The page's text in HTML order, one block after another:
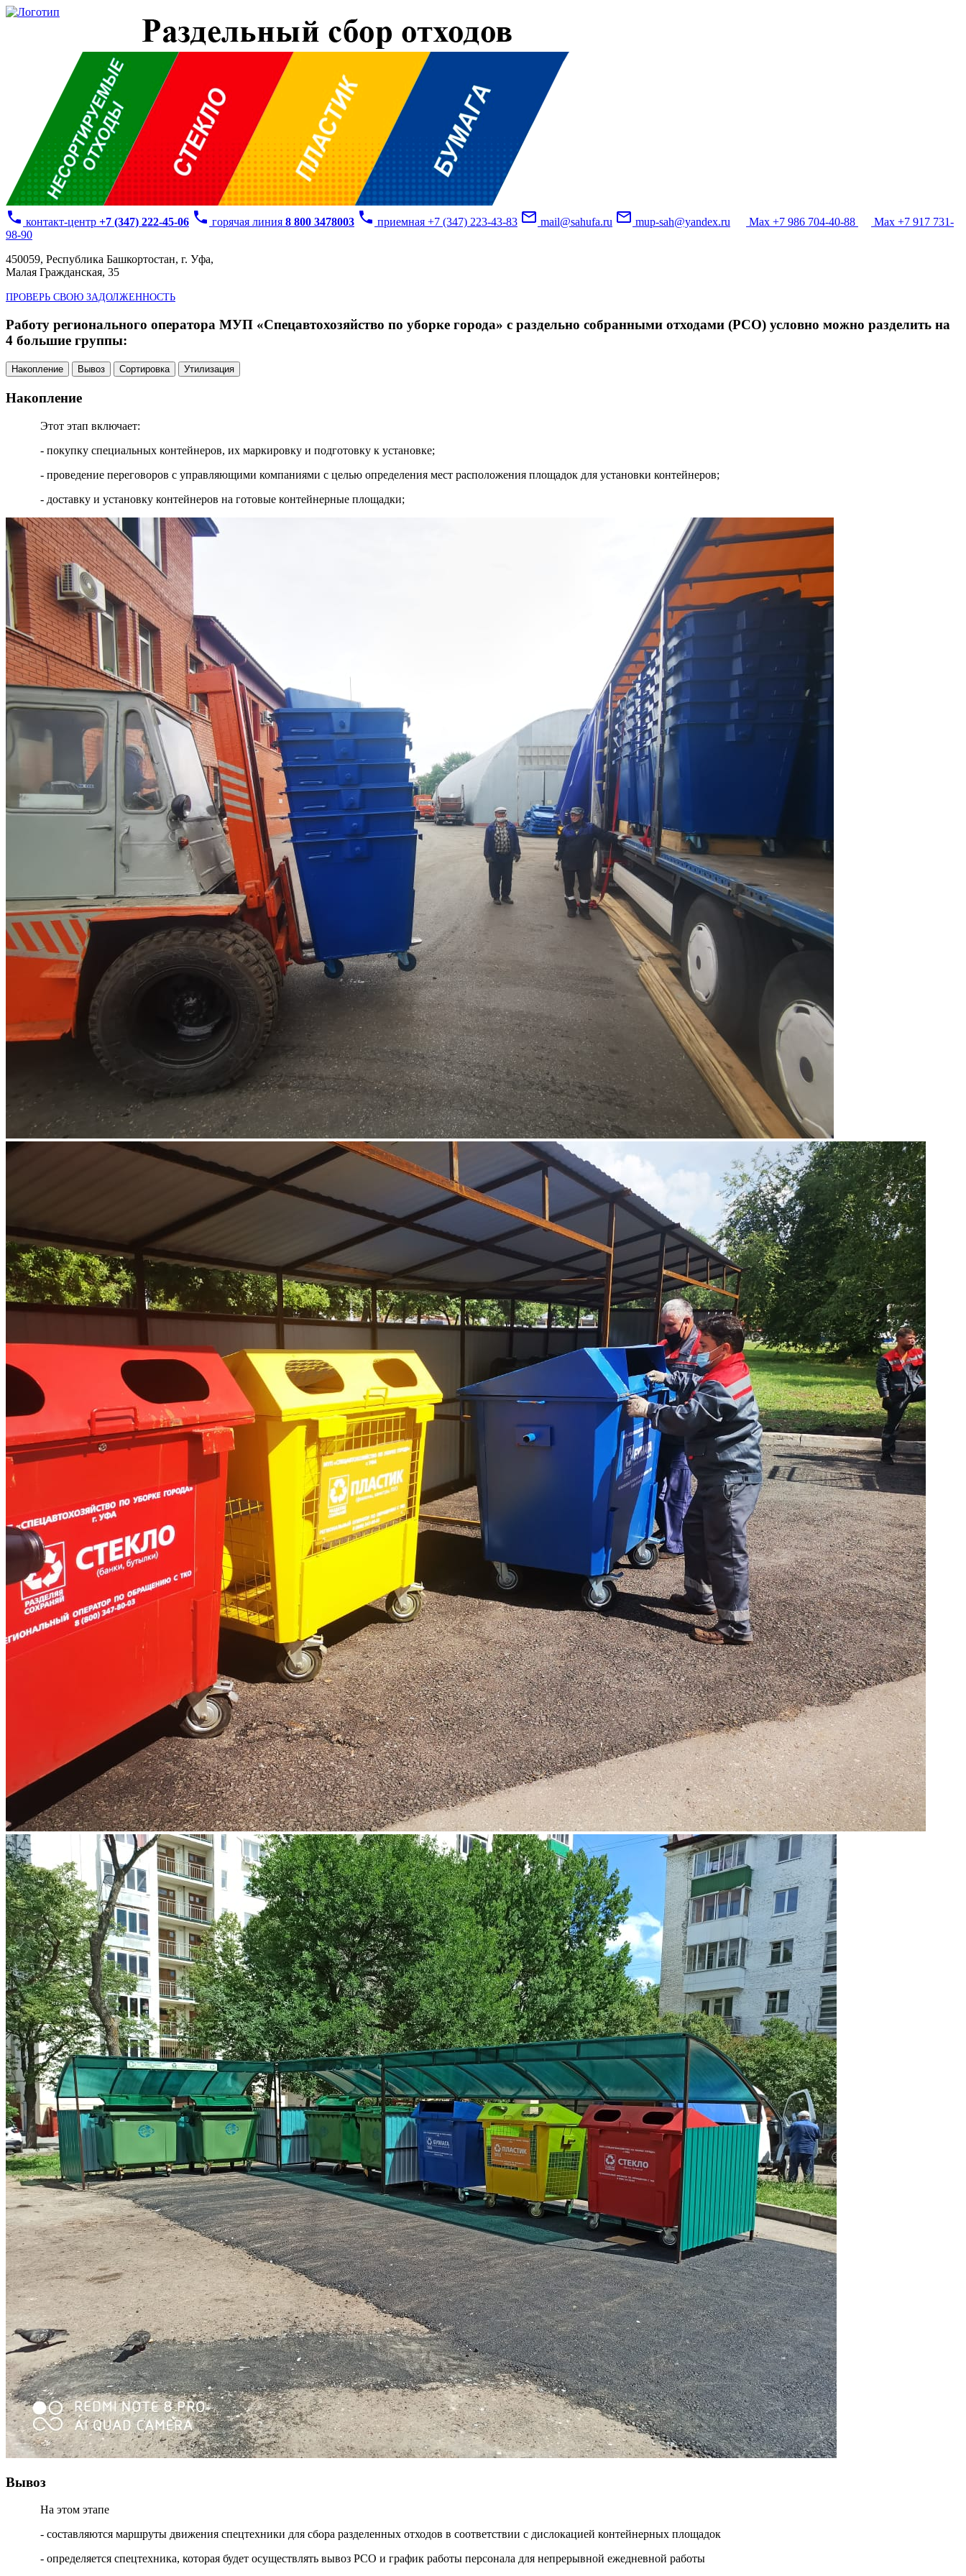
phone контакт-центр +7 (347) 222-45-06 phone горячая линия 8 800 3478003 phone приемная +7 (347) 223-43-83 mail_outline mail@sahufa.ru mail_outline mup-sah@yandex.ru Max +7 986 704-40-88
Max +7 917 731-
98-90
450059, Республика Башкортостан, г. Уфа,
Малая Гражданская, 35
ПРОВЕРЬ СВОЮ ЗАДОЛЖЕННОСТЬ
Работу регионального оператора МУП «Спецавтохозяйство по уборке города» с раздельно собранными отходами (РСО) условно можно разделить на
4 большие группы:
Накопление Вывоз Сортировка Утилизация
Накопление
Этот этап включает:
- покупку специальных контейнеров, их маркировку и подготовку к установке;
- проведение переговоров с управляющими компаниями с целью определения мест расположения площадок для установки контейнеров;
- доставку и установку контейнеров на готовые контейнерные площадки;
Вывоз
На этом этапе
- составляются маршруты движения спецтехники для сбора разделенных отходов в соответствии с дислокацией контейнерных площадок
- определяется спецтехника, которая будет осуществлять вывоз РСО и график работы персонала для непрерывной ежедневной работы